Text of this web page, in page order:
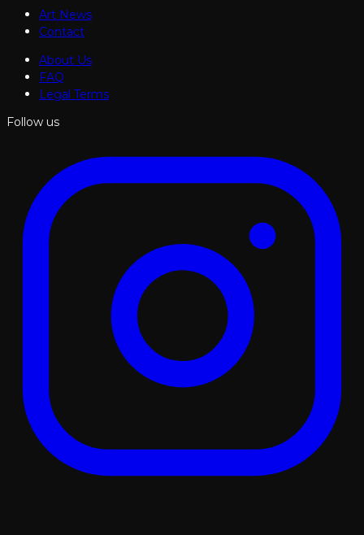
Art News
Contact
About Us
FAQ
Legal Terms
Follow us